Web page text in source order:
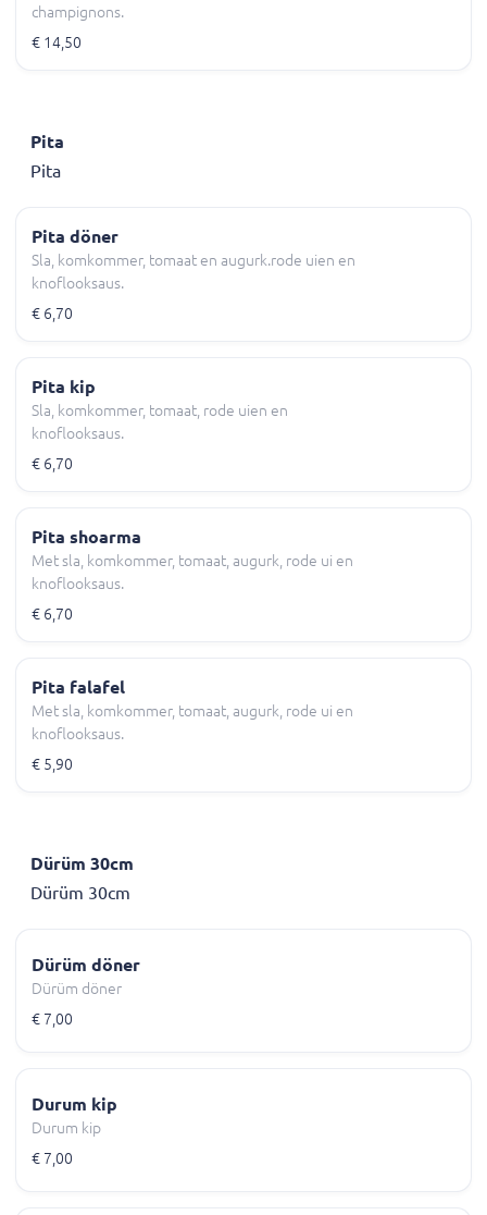
champignons.
€ 14,50
Pita
Pita
Pita döner
Sla, komkommer, tomaat en augurk.rode uien en
knoflooksaus.
€ 6,70
Pita kip
Sla, komkommer, tomaat, rode uien en
knoflooksaus.
€ 6,70
Pita shoarma
Met sla, komkommer, tomaat, augurk, rode ui en
knoflooksaus.
€ 6,70
Pita falafel
Met sla, komkommer, tomaat, augurk, rode ui en
knoflooksaus.
€ 5,90
Dürüm 30cm
Dürüm 30cm
Dürüm döner
Dürüm döner
€ 7,00
Durum kip
Durum kip
€ 7,00